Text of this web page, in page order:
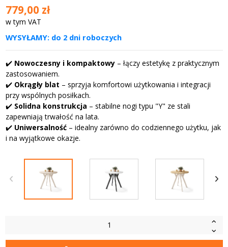
779,00 zł
w tym VAT
WYSYŁAMY: do 2 dni roboczych
✔️ Nowoczesny i kompaktowy– łączy estetykę z praktycznym
zastosowaniem.
✔️ Okrągły blat – sprzyja komfortowi użytkowania i integracji
przy wspólnych posiłkach.
✔️ Solidna konstrukcja – stabilne nogi typu "Y" ze stali
zapewniają trwałość na lata.
✔️ Uniwersalność– idealny zarówno do codziennego użytku, jak
i na wyjątkowe okazje.